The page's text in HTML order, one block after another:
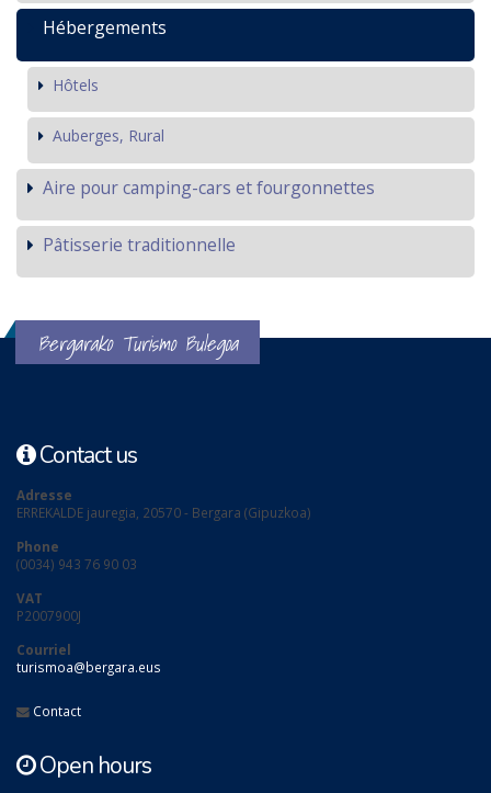
Hébergements
Hôtels
Auberges, Rural
Aire pour camping-cars et fourgonnettes
Pâtisserie traditionnelle
Bergarako Turismo Bulegoa
Contact us
Adresse
ERREKALDE jauregia, 20570 - Bergara (Gipuzkoa)
Phone
(0034) 943 76 90 03
VAT
P2007900J
Courriel
turismoa@bergara.eus
Contact
Open hours